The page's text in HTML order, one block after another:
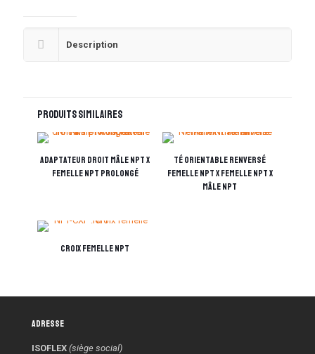
Description
Produits similaires
Adaptateur droit mâle NPT x
femelle NPT prolongé
Té orientable renversé
femelle NPT x femelle NPT x
mâle NPT
Croix femelle NPT
Adresse
ISOFLEX (siège social)